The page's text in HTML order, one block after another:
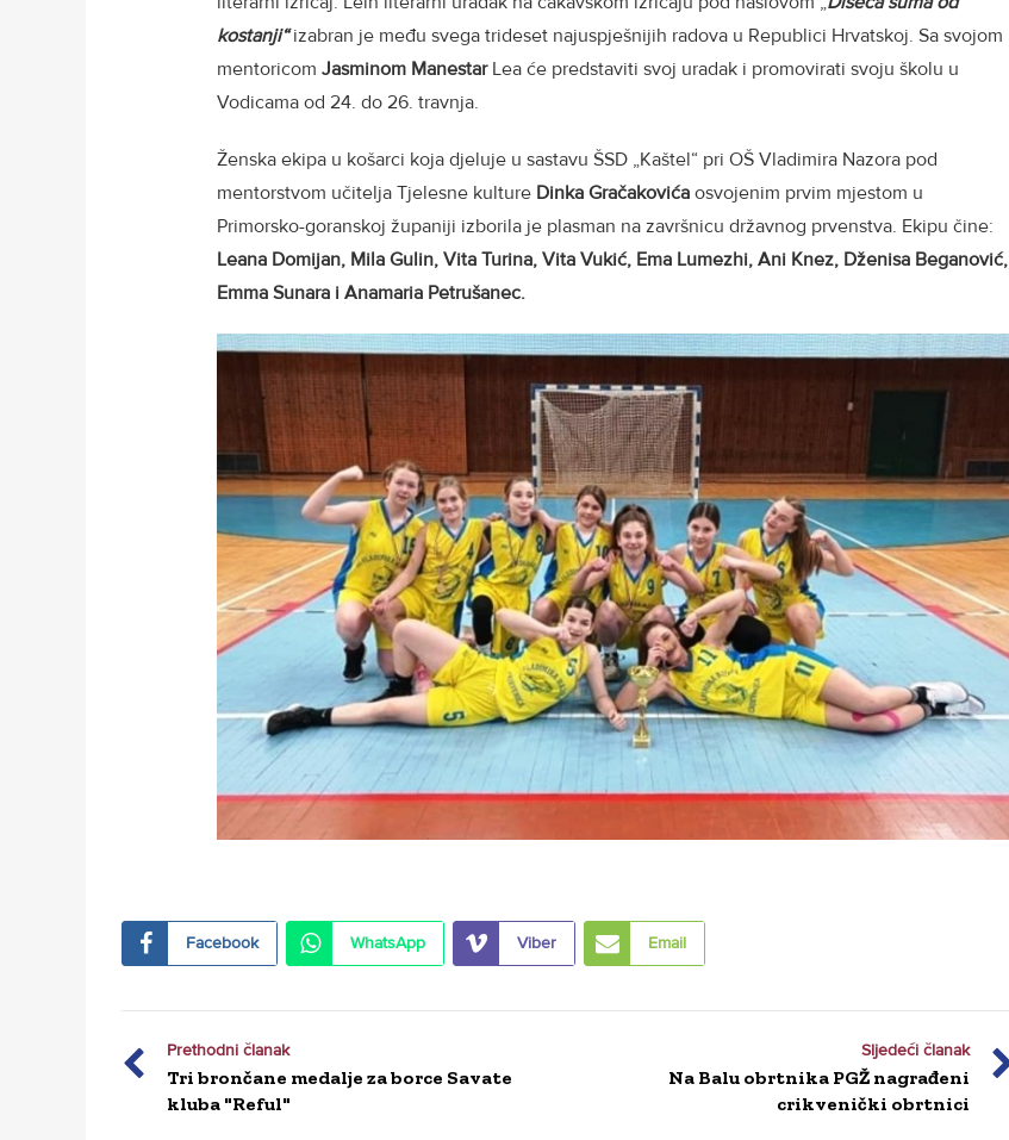
kostanji“izabran je među svega trideset najuspješnijih radova u Republici Hrvatskoj. Sa svojom
mentoricom Jasminom Manestar Lea će predstaviti svoj uradak i promovirati svoju školu u
Vodicama od 24. do 26. travnja.
Ženska ekipa u košarci koja djeluje u sastavu ŠSD „Kaštel“ pri OŠ Vladimira Nazora pod
mentorstvom učitelja Tjelesne kulture Dinka Gračakovića osvojenim prvim mjestom u
Primorsko-goranskoj županiji izborila je plasman na završnicu državnog prvenstva. Ekipu čine:
Leana Domijan, Mila Gulin, Vita Turina, Vita Vukić, Ema Lumezhi, Ani Knez, Dženisa Beganović,
Emma Sunara i Anamaria Petrušanec.
Facebook WhatsApp Viber Email
Prethodni članak
Tri brončane medalje za borce Savate
kluba "Reful"
Sljedeći članak
Na Balu obrtnika PGŽ nagrađeni
crikvenički obrtnici